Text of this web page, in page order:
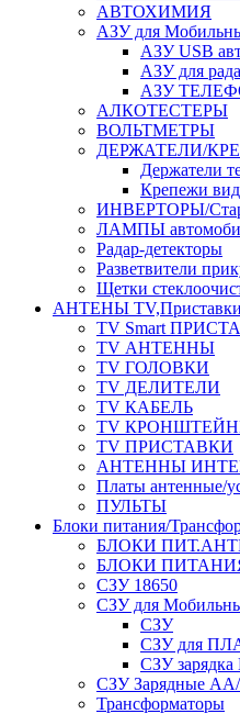
АВТОХИМИЯ
АЗУ для
АЗУ USB
АЗУ для
АЗУ
АЛКОТЕСТЕРЫ
ВОЛЬТМЕТРЫ
ДЕРЖАТЕЛИ/
Держатели
Крепежи
ИНВЕРТОРЫ/
ЛАМПЫ
Радар-детекторы
Разветвители
Щетки
АНТЕНЫ
TV Smart
TV АНТЕННЫ
TV ГОЛОВКИ
TV ДЕЛИТЕЛИ
TV КАБЕЛЬ
TV
TV ПРИСТАВКИ
АНТЕННЫ
Платы антенные/
ПУЛЬТЫ
Блоки питания/
БЛОКИ
БЛОКИ
СЗУ 18650
СЗУ для
СЗУ
СЗУ для
СЗУ зарядка
СЗУ Зарядные АА/
Трансформаторы